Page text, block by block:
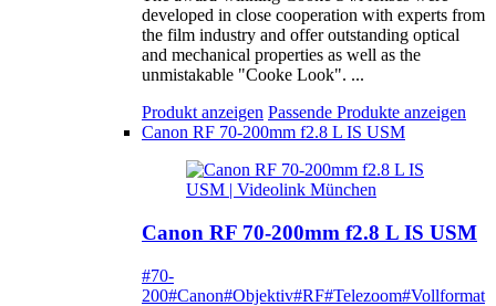
developed in close cooperation with experts from
the film industry and offer outstanding optical
and mechanical properties as well as the
unmistakable "Cooke Look". ...
Produkt anzeigen Passende Produkte anzeigen
Canon RF 70-200mm f2.8 L IS USM
Canon RF 70-200mm f2.8 L IS USM
#70-
200#Canon#Objektiv#RF#Telezoom#Vollformat